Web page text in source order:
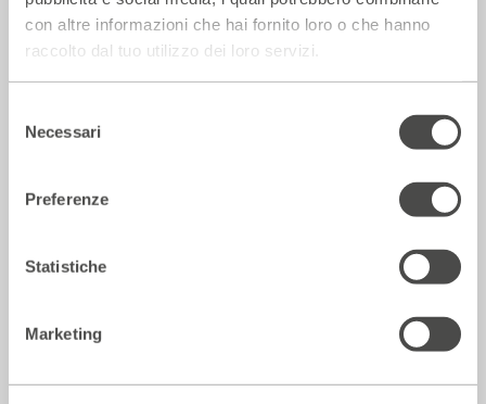
con altre informazioni che hai fornito loro o che hanno
raccolto dal tuo utilizzo dei loro servizi.
delNecessari
Preferenze
Statistiche
Marketing
Corriere della sera – Io, tra Ferragni e
Frassica